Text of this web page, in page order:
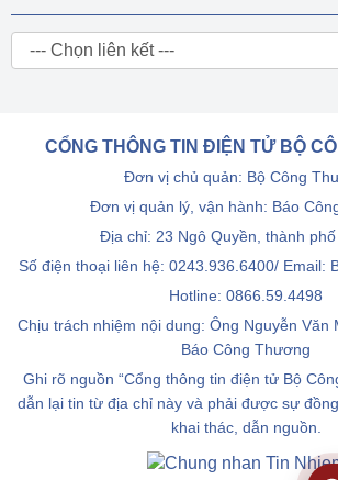
CỔNG THÔNG TIN ĐIỆN TỬ BỘ
Đơn vị chủ quản: Bộ Công
Đơn vị quản lý, vận hành: Báo
Địa chỉ: 23 Ngô Quyền, thành phố
Số điện thoại liên hệ: 0243.936.6400/ Email:
Hotline: 0866.59.4498
Chịu trách nhiệm nội dung: Ông Nguyễn Văn
Báo Công Thương
Ghi rõ nguồn “Cổng thông tin điện tử Bộ
dẫn lại tin từ địa chỉ này và phải được sự
khai thác, dẫn nguồn.